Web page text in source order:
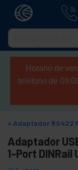
Horario de
teléfono de
Adaptador RS422
Adaptador
1-Port DINRail